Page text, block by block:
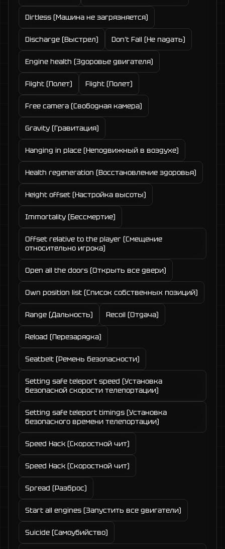
Dirtless (Машина не загрязняется)
Discharge (Выстрел) Don't Fall (Не падать)
Engine health (Здоровье двигателя)
Flight (Полет) Flight (Полет)
Free camera (Свободная камера)
Gravity (Гравитация)
Hanging in place (Неподвижный в воздухе)
Health regeneration (Восстановление здоровья)
Height offset (Настройка высоты)
Immortality (Бессмертие)
Offset relative to the player (Смещение
относительно игрока)
Open all the doors (Открыть все двери)
Own position list (Список собственных позиций)
Range (Дальность) Recoil (Отдача)
Reload (Перезарядка)
Seatbelt (Ремень безопасности)
Setting safe teleport speed (Установка
безопасной скорости телепортации)
Setting safe teleport timings (Установка
безопасного времени телепортации)
Speed Hack (Скоростной чит)
Speed Hack (Скоростной чит)
Spread (Разброс)
Start all engines (Запустить все двигатели)
Suicide (Самоубийство)